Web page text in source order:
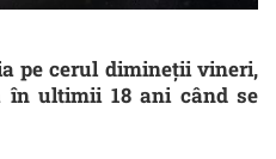
pe cerul dimineţii vineri,
în ultimii 18 ani când se